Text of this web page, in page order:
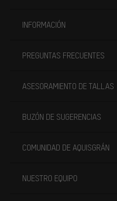
INFORMACIÓN
PREGUNTAS FRECUENTES
ASESORAMIENTO DE TALLAS
BUZÓN DE SUGERENCIAS
COMUNIDAD DE AQUISGRÁN
NUESTRO EQUIPO